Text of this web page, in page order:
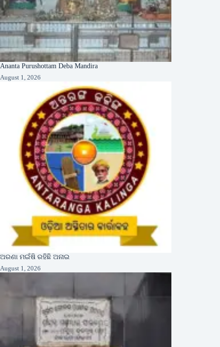
Ananta Purushottam Deba Mandira
August 1, 2026
ଅରଣା ମଇଁଷି ରହିଛି ଅନାଇ
August 1, 2026